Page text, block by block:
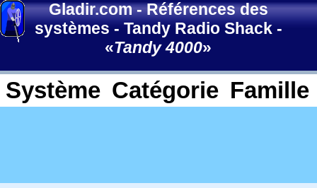
Gladir.com-Références des
systèmes - Tandy Radio Shack-
«Tandy 4000»
Système Catégorie Famille